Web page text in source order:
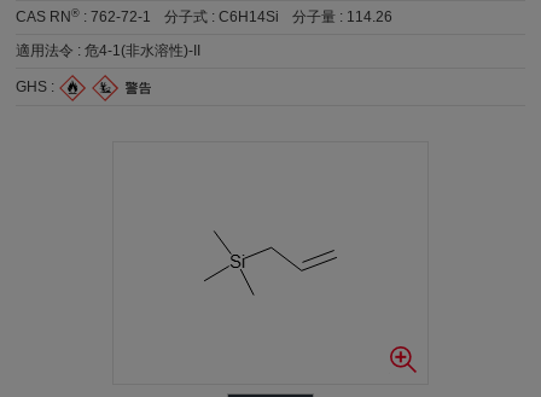
CAS RN® :762-72-1 分子式 :C6H14Si 分子量 : 114.26
適用法令 :危4-1(非水溶性)-II
GHS :